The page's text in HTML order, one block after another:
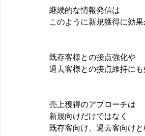
継続的な情報発信は
このように新規獲得に効
既存客様との接点強化や
過去客様との接点維持にも
売上獲得のアプローチは
新規向けだけではなく
既存客向け、過去客向けと